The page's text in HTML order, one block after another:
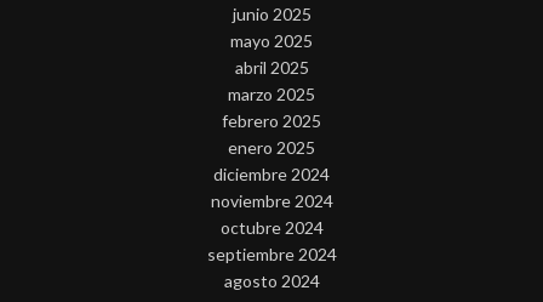
junio 2025
mayo 2025
abril 2025
marzo 2025
febrero 2025
enero 2025
diciembre 2024
noviembre 2024
octubre 2024
septiembre 2024
agosto 2024